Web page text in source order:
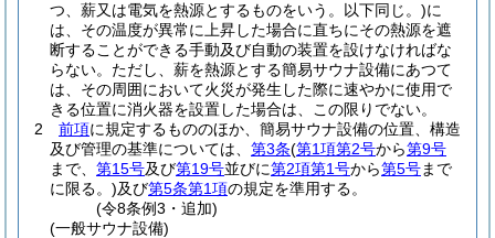
つ、薪又は電気を熱源とするものをいう。以下同じ。)に
は、その温度が異常に上昇した場合に直ちにその熱源を遮
断することができる手動及び自動の装置を設けなければな
らない。 ただし、薪を熱源とする簡易サウナ設備にあつて
は、その周囲において火災が発生した際に速やかに使用で
きる位置に消火器を設置した場合は、この限りでない。
2
前項に規定するもののほか、簡易サウナ設備の位置、構造
及び管理の基準については、 第3条(第1項第2号から第9号
まで、 第15号及び第19号並びに第2項第1号から第5号まで
に限る。)及び第5条第1項の規定を準用する。
(令8条例3・追加)
(一般サウナ設備)